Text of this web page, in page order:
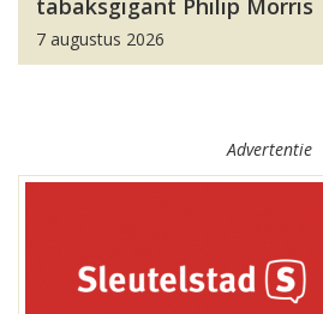
tabaksgigant Philip Morris
7 augustus 2026
Advertentie